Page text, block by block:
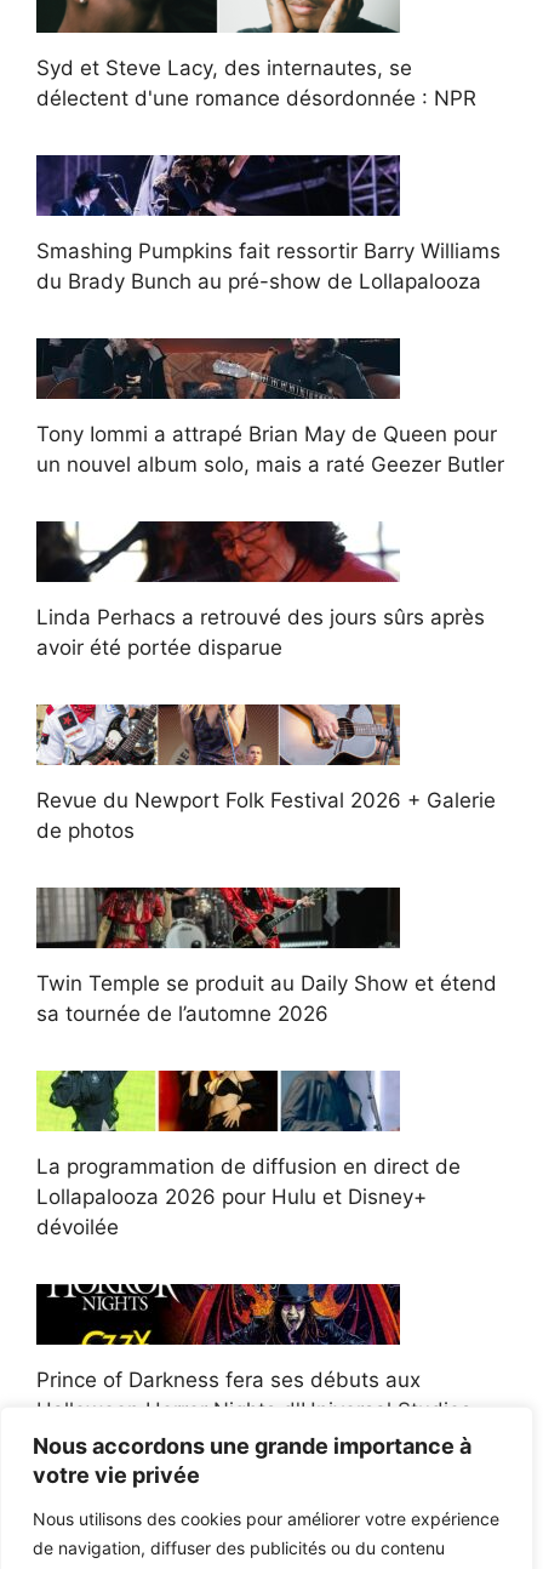
Nous accordons une grande importance à
votre vie privée
Nous utilisons des cookies pour améliorer votre expérience
de navigation, diffuser des publicités ou du contenu
Syd et Steve Lacy, des internautes, se
délectent d'une romance désordonnée : NPR
Smashing Pumpkins fait ressortir Barry Williams
du Brady Bunch au pré-show de Lollapalooza
Tony Iommi a attrapé Brian May de Queen pour
un nouvel album solo, mais a raté Geezer Butler
Linda Perhacs a retrouvé des jours sûrs après
avoir été portée disparue
Revue du Newport Folk Festival 2026 + Galerie
de photos
Twin Temple se produit au Daily Show et étend
sa tournée de l’automne 2026
La programmation de diffusion en direct de
Lollapalooza 2026 pour Hulu et Disney+
dévoilée
Prince of Darkness fera ses débuts aux
Halloween Horror Nights d'Universal Studios
Afroman poursuit un policier de l'Ohio après la